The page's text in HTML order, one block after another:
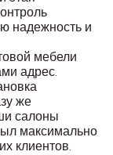
надежность и
мебели
адрес.
же
салоны
максимально
клиентов.